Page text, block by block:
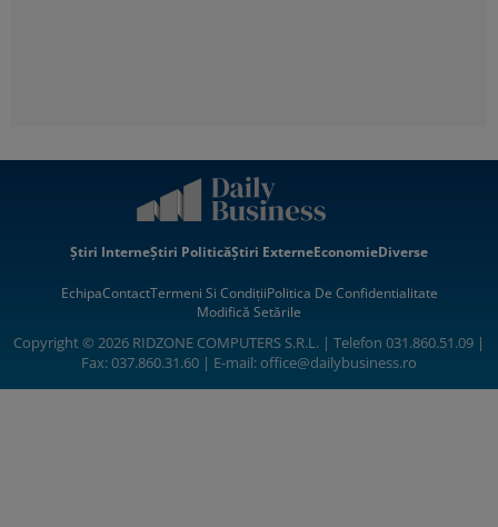
Știri InterneȘtiri PoliticăȘtiri ExterneEconomieDiverse
EchipaContactTermeni Si CondițiiPolitica De Confidentialitate
Modifică Setările
Copyright © 2026 RIDZONE COMPUTERS S.R.L. | Telefon 031.860.51.09 |
Fax: 037.860.31.60 | E-mail:office@dailybusiness.ro